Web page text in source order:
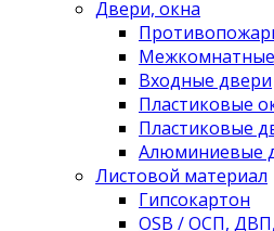
Двери, окна
Входные двери
Пластиковые
Пластиковые
Алюминиевые
Листовой материал
Гипсокартон
OSB / ОСП,